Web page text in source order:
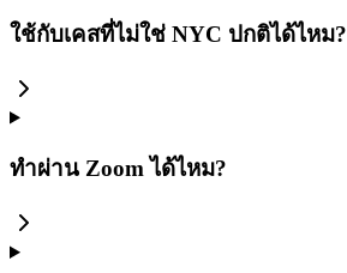
ใช้กับเคสที่ไม่ใช่ NYC ปกติได้ไหม?
ทำผ่าน Zoom ได้ไหม?